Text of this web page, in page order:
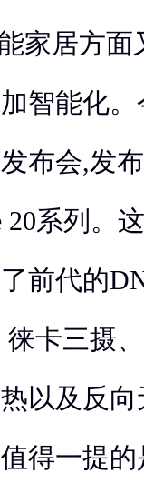
家居方
智能化。
布会,发
系列。
前代的
卡三摄
以及反
得一提